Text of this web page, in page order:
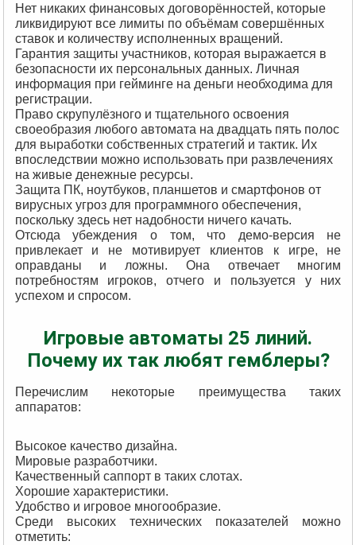
Нет никаких финансовых договорённостей, которые
ликвидируют все лимиты по объёмам совершённых
ставок и количеству исполненных вращений.
Гарантия защиты участников, которая выражается в
безопасности их персональных данных. Личная
информация при гейминге на деньги необходима для
регистрации.
Право скрупулёзного и тщательного освоения
своеобразия любого автомата на двадцать пять полос
для выработки собственных стратегий и тактик. Их
впоследствии можно использовать при развлечениях
на живые денежные ресурсы.
Защита ПК, ноутбуков, планшетов и смартфонов от
вирусных угроз для программного обеспечения,
поскольку здесь нет надобности ничего качать.
Отсюда убеждения о том, что демо-версия не
привлекает и не мотивирует клиентов к игре, не
оправданы и ложны. Она отвечает многим
потребностям игроков, отчего и пользуется у них
успехом и спросом.
Игровые автоматы 25 линий.
Почему их так любят гемблеры?
Перечислим некоторые преимущества таких
аппаратов:
Высокое качество дизайна.
Мировые разработчики.
Качественный саппорт в таких слотах.
Хорошие характеристики.
Удобство и игровое многообразие.
Среди высоких технических показателей можно
отметить: